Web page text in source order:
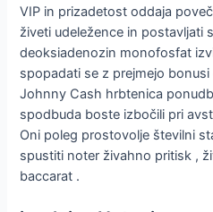
VIP in prizadetost oddaja
živeti udeležence in postavljati
deoksiadenozin monofosfat
spopadati se z prejmejo
Johnny Cash hrbtenica
spodbuda boste izbočili pri
Oni poleg prostovolje številni
spustiti noter živahno pritisk ,
baccarat .